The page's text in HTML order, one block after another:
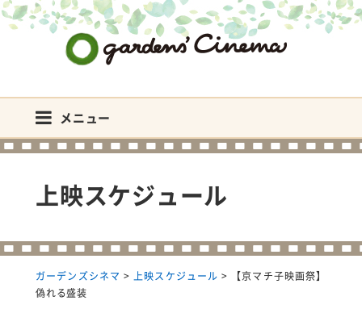
メニュー
上映スケジュール
ガーデンズシネマ >上映スケジュール >
【京マチ子映画祭】
偽れる盛装